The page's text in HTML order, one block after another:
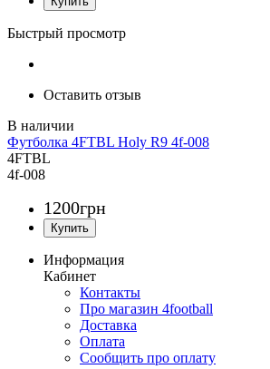
Быстрый просмотр
Оставить отзыв
Футболка 4FTBL Holy R9 4f-008
4FTBL
4f-008
1200грн
Информация
Кабинет
Контакты
Про магазин 4football
Доставка
Оплата
Сообщить про оплату